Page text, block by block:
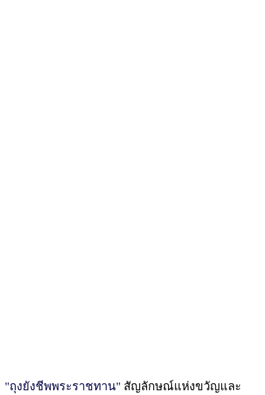
"ถุงยังชีพพระราชทาน" สัญลักษณ์แห่งขวัญและ